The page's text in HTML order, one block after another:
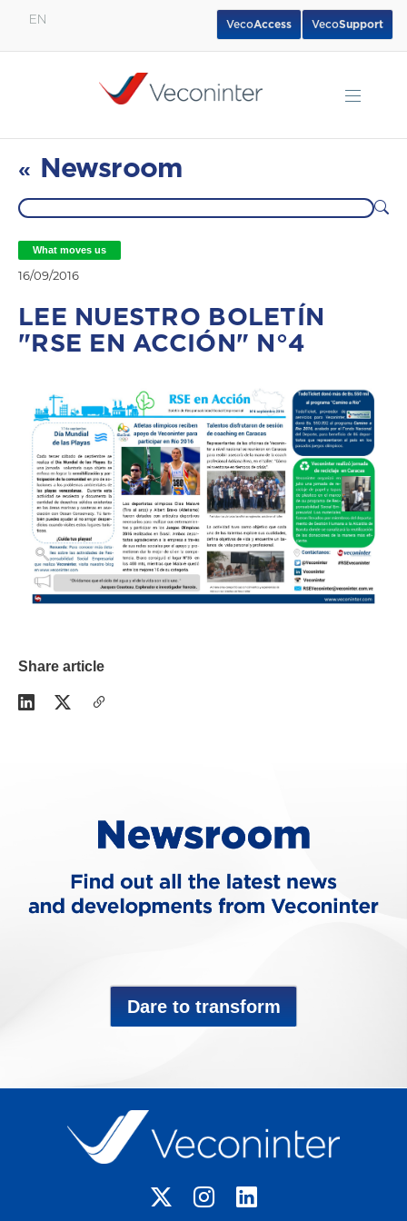
EN VecoSupport
VecoAccess
« Newsroom
What moves us
16/09/2016
LEE NUESTRO BOLETÍN
"RSE EN ACCIÓN" N°4
Share article
Dare to transform